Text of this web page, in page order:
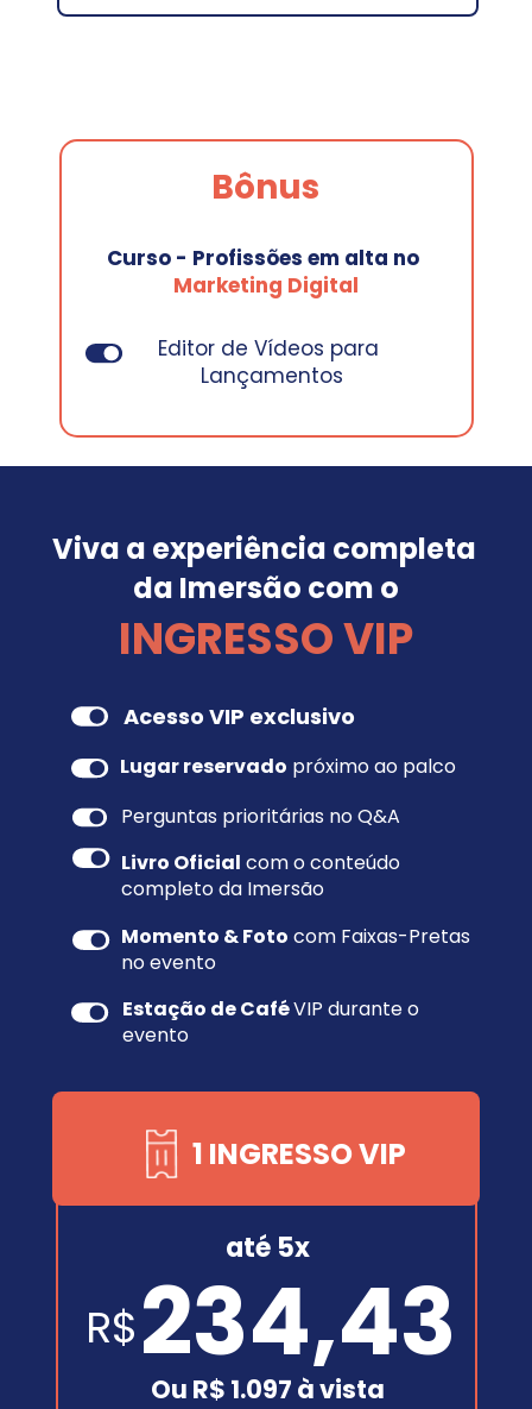
Bônus
Curso - Profissões em alta no
Marketing Digital
Editor de Vídeos para
Lançamentos
Viva a experiência completa
da Imersão com o
INGRESSO VIP
Acesso VIP exclusivo
1 INGRESSO VIP
Lugar reservado próximo ao palco
até 5x
Perguntas prioritárias no Q&A
234,43
R$
Livro Oficial com o conteúdo
completo da Imersão
Ou R$ 1.097 à vista
Momento & Foto com Faixas-Pretas
no evento
Estação de Café VIP durante o
evento